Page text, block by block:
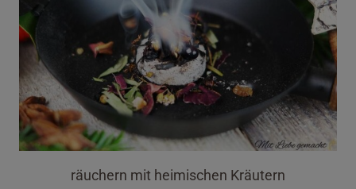
räuchern mit heimischen Kräutern